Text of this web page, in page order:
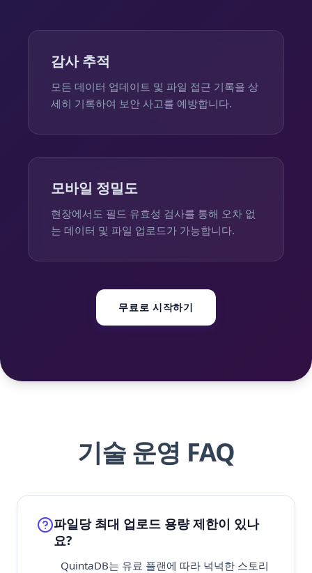
감사 추적
모든 데이터 업데이트 및 파일 접근 기록을 상
세히 기록하여 보안 사고를 예방합니다.
모바일 정밀도
현장에서도 필드 유효성 검사를 통해 오차 없
는 데이터 및 파일 업로드가 가능합니다.
무료로 시작하기
기술 운영 FAQ
파일당 최대 업로드 용량 제한이 있나
요?
QuintaDB는 유료 플랜에 따라 넉넉한 스토리